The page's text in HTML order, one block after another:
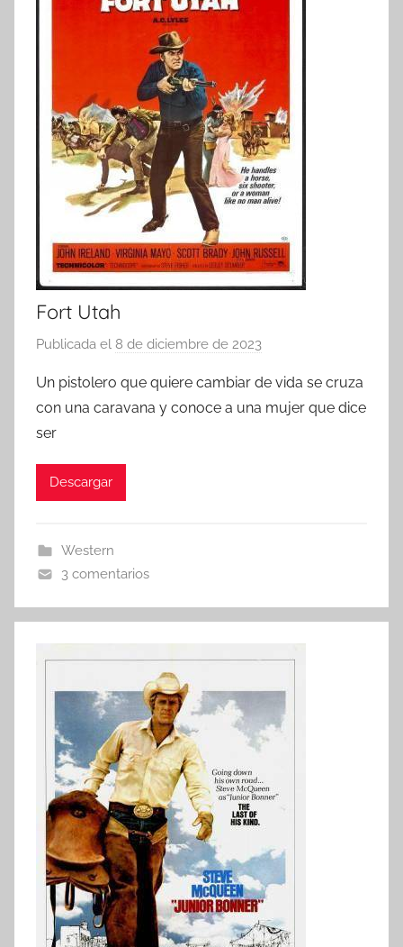
Fort Utah
Publicada el 8 de diciembre de 2023
r
Un pistolero que quiere cambiar de vida se cruza
con una caravana y conoce a una mujer que dice
ser
Descargar
Western
3 comentarios